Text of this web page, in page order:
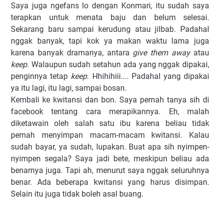
Saya juga ngefans lo dengan Konmari, itu sudah saya
terapkan untuk menata baju dan belum selesai.
Sekarang baru sampai kerudung atau jilbab. Padahal
nggak banyak, tapi kok ya makan waktu lama juga
karena banyak dramanya, antara give them awayatau
keep. Walaupun sudah setahun ada yang nggak dipakai,
penginnya tetap keep. Hhihihiii.... Padahal yang dipakai
ya itu lagi, itu lagi, sampai bosan.
Kembali ke kwitansi dan bon. Saya pernah tanya sih di
facebook tentang cara merapikannya. Eh, malah
diketawain oleh salah satu ibu karena beliau tidak
pernah menyimpan macam-macam kwitansi. Kalau
sudah bayar, ya sudah, lupakan. Buat apa sih nyimpen-
nyimpen segala? Saya jadi bete, meskipun beliau ada
benarnya juga. Tapi ah, menurut saya nggak seluruhnya
benar. Ada beberapa kwitansi yang harus disimpan.
Selain itu juga tidak boleh asal buang.